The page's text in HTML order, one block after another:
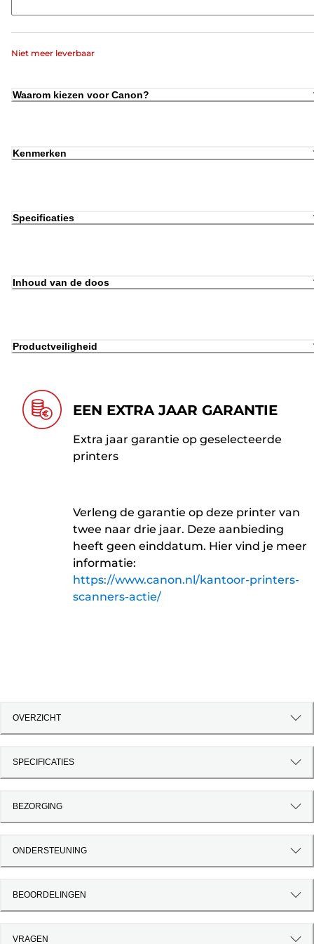
Niet meer leverbaar
Waarom kiezen voor Canon?
Kenmerken
Specificaties
Inhoud van de doos
Productveiligheid
EEN EXTRA JAAR GARANTIE
Extra jaar garantie op geselecteerde
printers
Verleng de garantie op deze printer van
twee naar drie jaar. Deze aanbieding
heeft geen einddatum. Hier vind je meer
informatie:
https://www.canon.nl/kantoor-printers-
scanners-actie/
OVERZICHT
SPECIFICATIES
BEZORGING
ONDERSTEUNING
BEOORDELINGEN
VRAGEN